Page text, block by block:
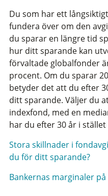
Du som har ett
fundera över om den
du sparar en längre tid
hur ditt sparande kan
förvaltade globalfonder
procent. Om du sparar
betyder det att du efter
ditt sparande. Väljer du
indexfond, med en
har du efter 30 år i
Stora skillnader i
du för ditt sparande?
Bankernas marginaler